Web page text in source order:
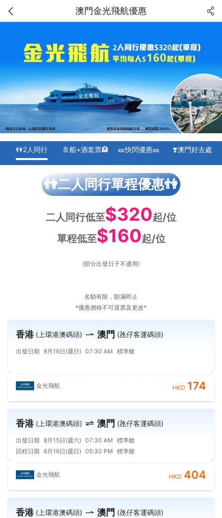
澳門金光飛航優惠
👫2人同行 🚢船+酒套票🏨 🎫快閃優惠🎫 ❣️澳門好去處
👫二人同行單程優惠👫
二人同行低至$320起/位
單程低至$160起/位
(部分出發日子不適用)
名額有限，額滿即止
*優惠價格不可退票及更改*
香港 (上環港澳碼頭) 澳門 (氹仔客運碼頭)
出發日期 8月16日(週日) 07:30 AM 標準艙
金光飛航 HKD 174
香港 (上環港澳碼頭) 澳門 (氹仔客運碼頭)
出發日期 8月15日(週六) 07:30 AM 標準艙
回程日期 8月16日(週日) 05:30 PM 標準艙
金光飛航 HKD 404
香港 (上環港澳碼頭) 澳門 (氹仔客運碼頭)